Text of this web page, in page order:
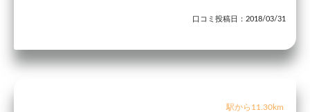
口コミ投稿日：2018/03/31
駅から11.30km